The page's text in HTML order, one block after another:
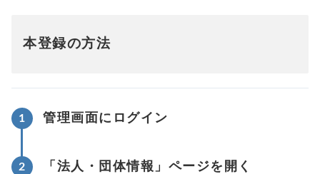
本登録の方法
管理画面にログイン
「法人・団体情報」ページを開く